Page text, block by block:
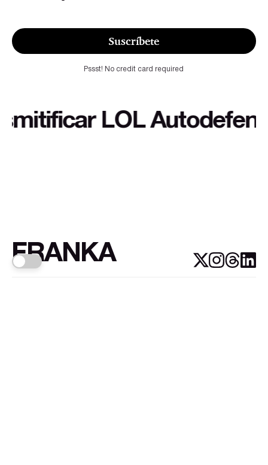
Suscríbete
Pssst! No credit card required
LOL
FRANKA